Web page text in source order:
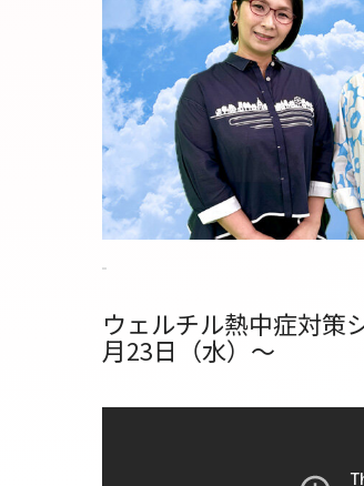
ウェルチル熱中症対策
月23日（水）～